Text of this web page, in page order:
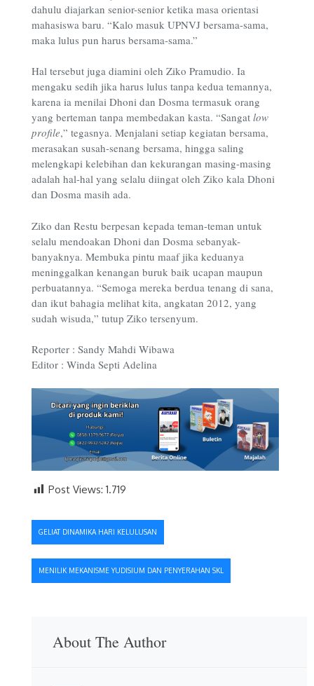
dahulu diajarkan senior-senior ketika masa orientasi
mahasiswa baru. “Kalo masuk UPNVJ bersama-sama,
maka lulus pun harus bersama-sama.”
Hal tersebut juga diamini oleh Ziko Pramudio. Ia
mengaku sedih jika harus lulus tanpa kedua temannya,
karena ia menilai Dhoni dan Dosma termasuk orang
yang berteman tanpa membedakan kasta. “Sangat low
profile,” tegasnya. Menjalani setiap kegiatan bersama,
merasakan susah-senang bersama, hingga saling
melengkapi kelebihan dan kekurangan masing-masing
adalah hal-hal yang selalu diingat oleh Ziko kala Dhoni
dan Dosma masih ada.
Ziko dan Restu berpesan kepada teman-teman untuk
selalu mendoakan Dhoni dan Dosma sebanyak-
banyaknya. Membuka pintu maaf jika keduanya
meninggalkan kenangan buruk baik ucapan maupun
perbuatannya. “Semoga mereka berdua tenang di sana,
dan ikut bahagia melihat kita, angkatan 2012, yang
sudah wisuda,” tutup Ziko tersenyum.
Reporter : Sandy Mahdi Wibawa
Editor : Winda Septi Adelina
Post Views: 1.719
Navigasi
pos
GELIAT DINAMIKA HARI KELULUSAN
MENILIK MEKANISME YUDISIUM DAN PENYERAHAN SKL
About The Author